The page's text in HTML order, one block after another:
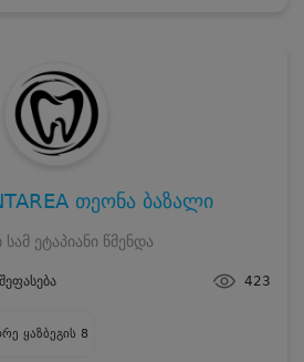
თეონა ბაზალი
ეტაპიანი წმენდა
შეფასება 423
ყაზბეგის 8